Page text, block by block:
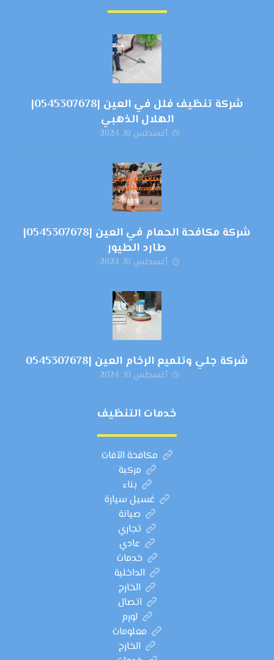
شركة تنظيف فلل في العين |0545307678|
الهلال الذهبي
أغسطس 10, 2024
شركة مكافحة الحمام في العين |0545307678|
طارد الطيور
أغسطس 10, 2024
شركة جلي وتلميع الرخام العين |0545307678
أغسطس 10, 2024
خدمات التنظيف
مكافحة الآفات
مركبة
بناء
غسيل سيارة
صيانة
تجاري
عادي
خدمات
الداخلية
الخارج
اتصال
لورم
معلومات
الخارج